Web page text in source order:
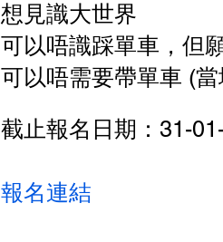
想見識大世界
可以唔識踩單車，但
可以唔需要帶單車 (
截止報名日期：31-
報名連結